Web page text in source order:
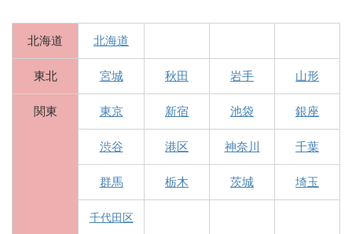
北海道 北海道
東北 宮城 秋田 岩手 山形
関東 東京 新宿 池袋 銀座
渋谷 港区 神奈川 千葉
群馬 栃木 茨城 埼玉
千代田区